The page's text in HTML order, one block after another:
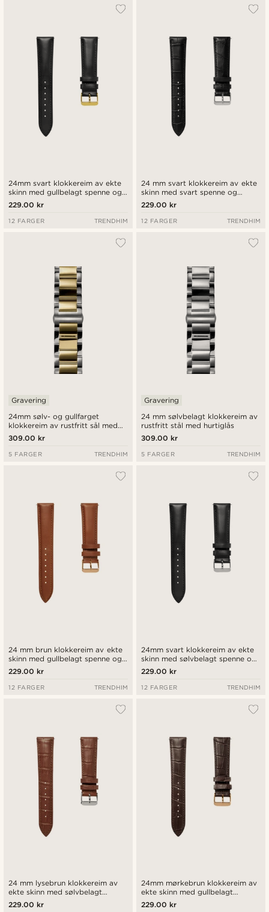
24mm svart klokkereim av ekte
skinn med gullbelagt spenne og
hurtigutløsende tapper
229.00 kr
12 FARGER TRENDHIM
24 mm svart klokkereim av ekte
skinn med svart spenne og
hurtigutløsende tapper
229.00 kr
12 FARGER TRENDHIM
24mm sølv- og gullfarget
klokkereim av rustfritt sål med
hurtiglås
Gravering
309.00 kr
5 FARGER TRENDHIM
24 mm sølvbelagt klokkereim av
rustfritt stål med hurtiglås
Gravering
309.00 kr
5 FARGER TRENDHIM
24 mm brun klokkereim av ekte
skinn med gullbelagt spenne og
hurtigutløsende tapper
229.00 kr
12 FARGER TRENDHIM
24mm svart klokkereim av ekte
skinn med sølvbelagt spenne og
hurtigutløsende tapper
229.00 kr
12 FARGER TRENDHIM
24 mm lysebrun klokkereim av
ekte skinn med sølvbelagt
spenne og hurtigutløsende
tapper
229.00 kr
24mm mørkebrun klokkereim av
ekte skinn med gullbelagt
spenne og hurtigutløsende
tapper
229.00 kr